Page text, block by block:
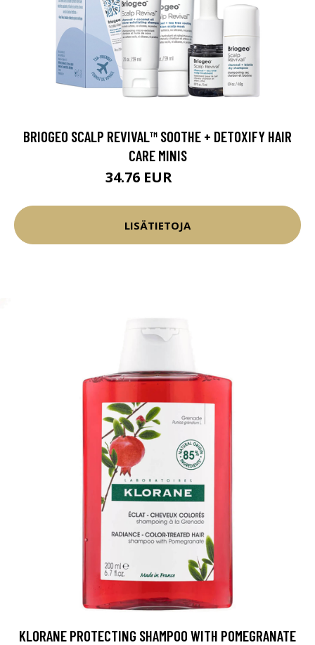
BRIOGEO SCALP REVIVAL™ SOOTHE + DETOXIFY HAIR
CARE MINIS
34.76 EUR
LISÄTIETOJA
KLORANE PROTECTING SHAMPOO WITH POMEGRANATE